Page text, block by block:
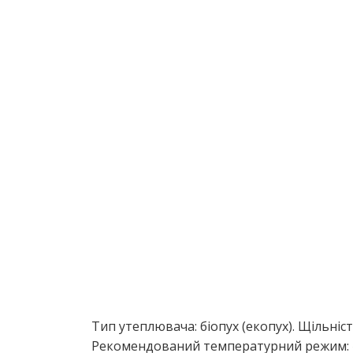
Тип уте­плю­ва­ча: біо­пух (еко­пух)​.
Реко­мен­до­ва­ний тем­пе­ра­тур­ний режим: